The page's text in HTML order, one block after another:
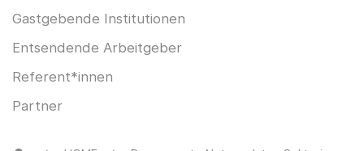
Gastgebende Institutionen
Entsendende Arbeitgeber
Referent*innen
Partner